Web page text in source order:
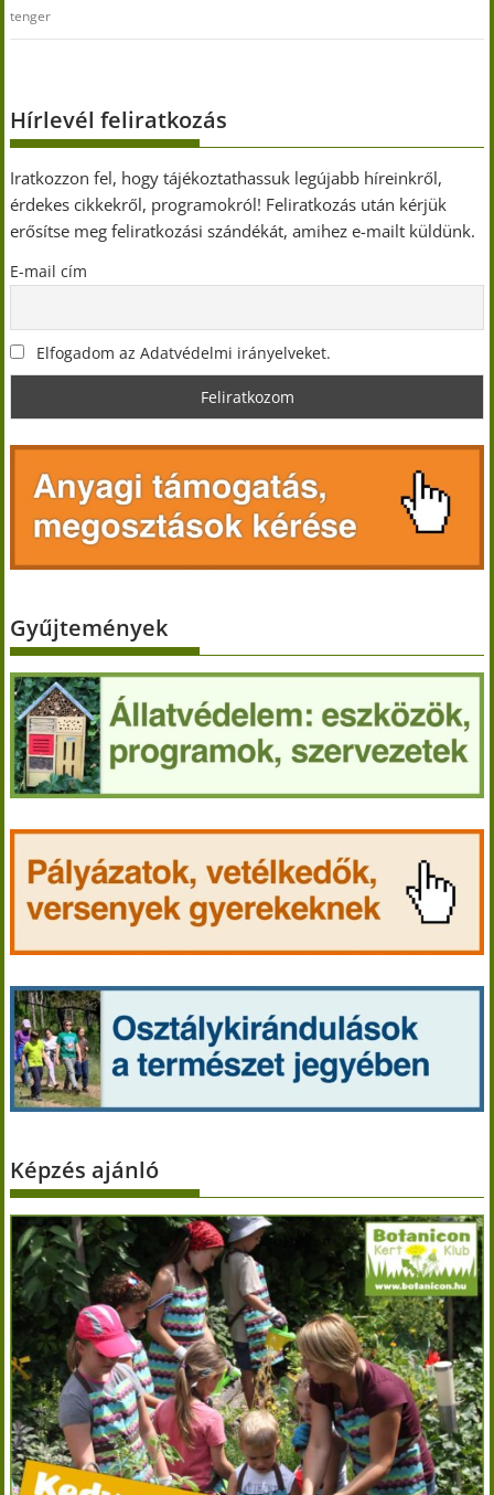
tenger
Hírlevél feliratkozás
Iratkozzon fel, hogy tájékoztathassuk legújabb híreinkről,
érdekes cikkekről, programokról! Feliratkozás után kérjük
erősítse meg feliratkozási szándékát, amihez e-mailt küldünk.
E-mail cím
Elfogadom az Adatvédelmi irányelveket.
Gyűjtemények
Képzés ajánló